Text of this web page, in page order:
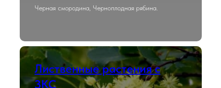
Черная смородина, Черноплодная рябина.
Лиственные растения с
ЗКС